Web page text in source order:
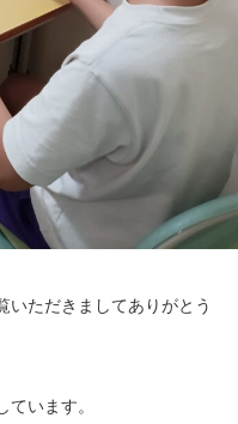
いただきましてありがとう
ています。